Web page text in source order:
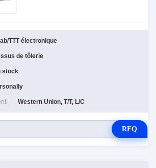
TTT électronique
de tôlerie
stock
Western Union, T/T, L/C
RFQ